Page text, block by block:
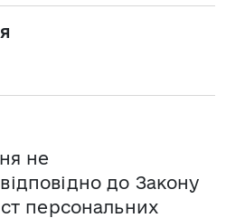
не
до Закону
персональних